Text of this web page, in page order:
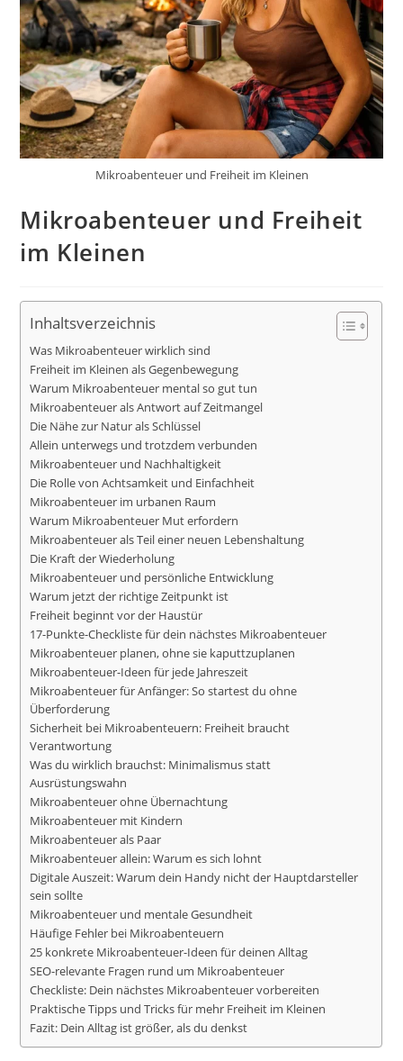
Mikroabenteuer und Freiheit im Kleinen
Mikroabenteuer und Freiheit
im Kleinen
Inhaltsverzeichnis
Was Mikroabenteuer wirklich sind
Freiheit im Kleinen als Gegenbewegung
Warum Mikroabenteuer mental so gut tun
Mikroabenteuer als Antwort auf Zeitmangel
Die Nähe zur Natur als Schlüssel
Allein unterwegs und trotzdem verbunden
Mikroabenteuer und Nachhaltigkeit
Die Rolle von Achtsamkeit und Einfachheit
Mikroabenteuer im urbanen Raum
Warum Mikroabenteuer Mut erfordern
Mikroabenteuer als Teil einer neuen Lebenshaltung
Die Kraft der Wiederholung
Mikroabenteuer und persönliche Entwicklung
Warum jetzt der richtige Zeitpunkt ist
Freiheit beginnt vor der Haustür
17-Punkte-Checkliste für dein nächstes Mikroabenteuer
Mikroabenteuer planen, ohne sie kaputtzuplanen
Mikroabenteuer-Ideen für jede Jahreszeit
Mikroabenteuer für Anfänger: So startest du ohne
Überforderung
Sicherheit bei Mikroabenteuern: Freiheit braucht
Verantwortung
Was du wirklich brauchst: Minimalismus statt
Ausrüstungswahn
Mikroabenteuer ohne Übernachtung
Mikroabenteuer mit Kindern
Mikroabenteuer als Paar
Mikroabenteuer allein: Warum es sich lohnt
Digitale Auszeit: Warum dein Handy nicht der Hauptdarsteller
sein sollte
Mikroabenteuer und mentale Gesundheit
Häufige Fehler bei Mikroabenteuern
25 konkrete Mikroabenteuer-Ideen für deinen Alltag
SEO-relevante Fragen rund um Mikroabenteuer
Checkliste: Dein nächstes Mikroabenteuer vorbereiten
Praktische Tipps und Tricks für mehr Freiheit im Kleinen
Fazit: Dein Alltag ist größer, als du denkst